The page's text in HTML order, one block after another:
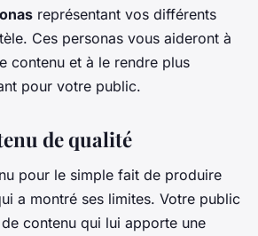
représentant vos différents
Ces personas vous aideront à
contenu et à le rendre plus
pour votre public.
de qualité
pour le simple fait de produire
a montré ses limites. Votre public
contenu qui lui apporte une